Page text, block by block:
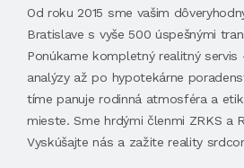
Od roku 2015 sme vašim
Bratislave s vyše 500 úspešnými
Ponúkame kompletný realitný
analýzy až po hypotekárne
tíme panuje rodinná atmosféra a
mieste. Sme hrdými členmi ZRKS a
Vyskúšajte nás a zažite reality